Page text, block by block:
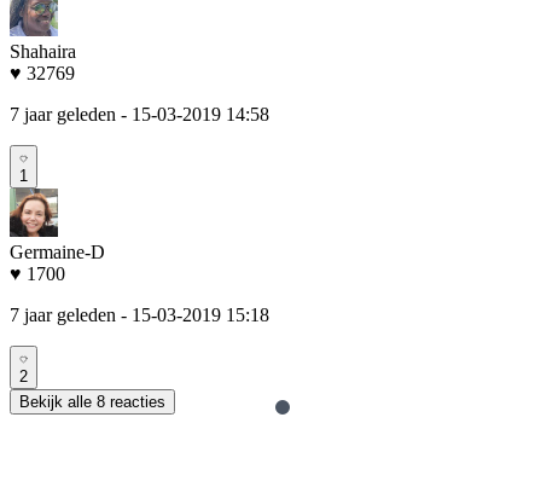
Shahaira
♥ 32769
7 jaar geleden - 15-03-2019 14:58
1
Germaine-D
♥ 1700
7 jaar geleden - 15-03-2019 15:18
2
Bekijk alle 8 reacties